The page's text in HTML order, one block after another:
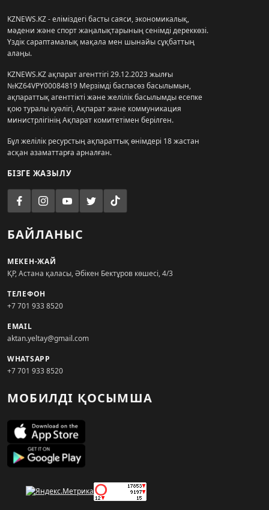
KZNEWS.KZ - еліміздегі басты саяси, экономикалық,
мәдени және спорт жаңалықтарының сенімді дереккөзі.
Үздік сараптамалық мақала мен шынайы сұқбаттың
алаңы.
KZNEWS.KZ ақпарат агенттігі 29.12.2023 жылғы
№KZ64VPY00084819 Мерзімді баспасөз басылымын,
ақпараттық агенттікті және желілік басылымды есепке
қою туралы куәлігі, Ақпарат және коммуникация
министрлігінің Ақпарат комитетімен берілген.
Бұл желілік ресурстың ақпараттық өнімдері 18 жастан
асқан азаматтарға арналған.
БІЗГЕ ЖАЗЫЛУ
БАЙЛАНЫС
МЕКЕН-ЖАЙ
ҚР, Астана қаласы, Әбікен Бектұров көшесі, 4/3
ТЕЛЕФОН
+7 701 933 8520
EMAIL
aktan.yeltay@gmail.com
WHATSAPP
+7 701 933 8520
МОБИЛДІ ҚОСЫМША